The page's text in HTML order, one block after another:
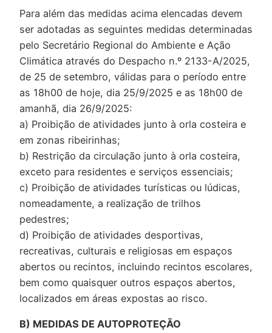
Para além das medidas acima elencadas devem
ser adotadas as seguintes medidas determinadas
pelo Secretário Regional do Ambiente e Ação
Climática através do Despacho n.º 2133-A/2025,
de 25 de setembro, válidas para o período entre
as 18h00 de hoje, dia 25/9/2025 e as 18h00 de
amanhã, dia 26/9/2025:
a) Proibição de atividades junto à orla costeira e
em zonas ribeirinhas;
b) Restrição da circulação junto à orla costeira,
exceto para residentes e serviços essenciais;
c) Proibição de atividades turísticas ou lúdicas,
nomeadamente, a realização de trilhos
pedestres;
d) Proibição de atividades desportivas,
recreativas, culturais e religiosas em espaços
abertos ou recintos, incluindo recintos escolares,
bem como quaisquer outros espaços abertos,
localizados em áreas expostas ao risco.
B) MEDIDAS DE AUTOPROTEÇÃO